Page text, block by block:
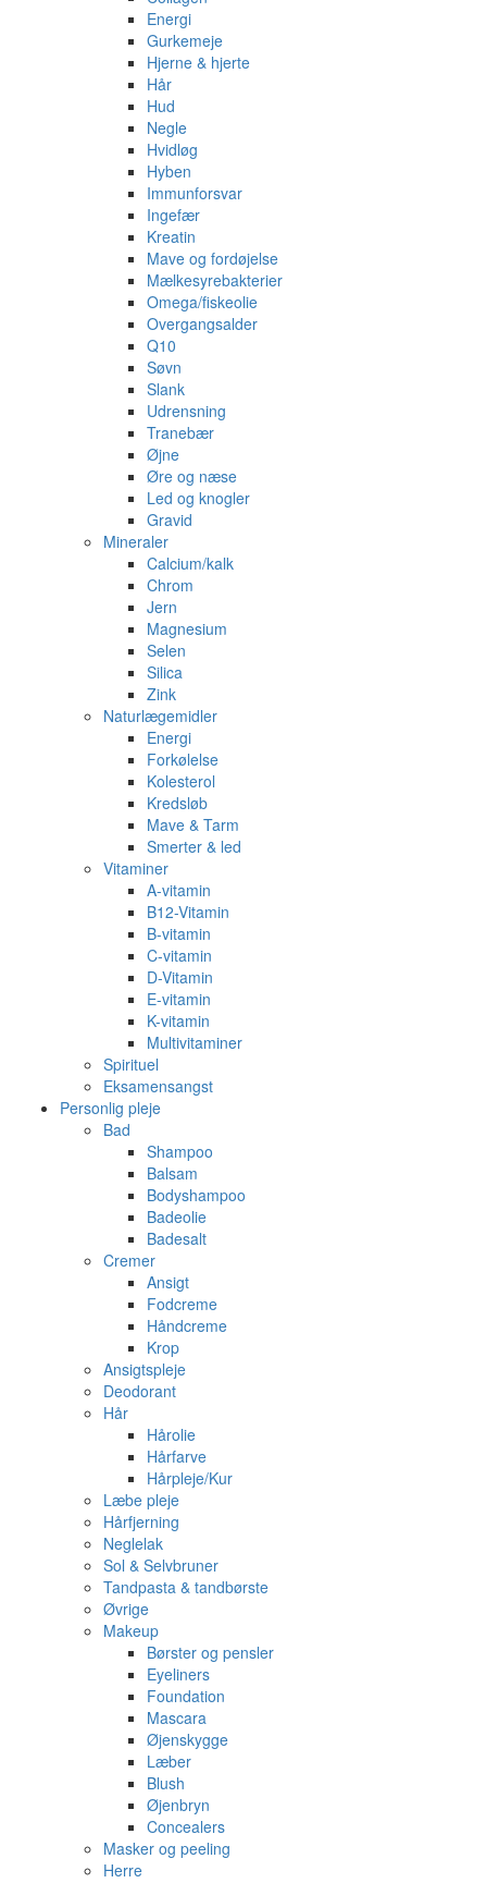
Energi
Gurkemeje
Hjerne & hjerte
Hår
Hud
Negle
Hvidløg
Hyben
Immunforsvar
Ingefær
Kreatin
Mave og fordøjelse
Mælkesyrebakterier
Omega/fiskeolie
Overgangsalder
Q10
Søvn
Slank
Udrensning
Tranebær
Øjne
Øre og næse
Led og knogler
Gravid
Mineraler
Calcium/kalk
Chrom
Jern
Magnesium
Selen
Silica
Zink
Naturlægemidler
Energi
Forkølelse
Kolesterol
Kredsløb
Mave & Tarm
Smerter & led
Vitaminer
A-vitamin
B12-Vitamin
B-vitamin
C-vitamin
D-Vitamin
E-vitamin
K-vitamin
Multivitaminer
Spirituel
Eksamensangst
Personlig pleje
Bad
Shampoo
Balsam
Bodyshampoo
Badeolie
Badesalt
Cremer
Ansigt
Fodcreme
Håndcreme
Krop
Ansigtspleje
Deodorant
Hår
Hårolie
Hårfarve
Hårpleje/Kur
Læbe pleje
Hårfjerning
Neglelak
Sol & Selvbruner
Tandpasta & tandbørste
Øvrige
Makeup
Børster og pensler
Eyeliners
Foundation
Mascara
Øjenskygge
Læber
Blush
Øjenbryn
Concealers
Masker og peeling
Herre